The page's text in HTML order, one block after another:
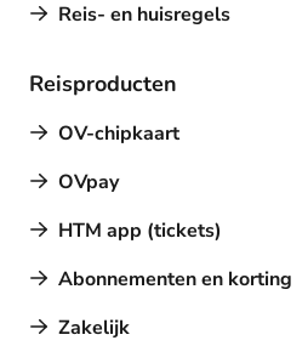
Reis- en huisregels
Reisproducten
OV-chipkaart
OVpay
HTM app (tickets)
Abonnementen en korting
Zakelijk